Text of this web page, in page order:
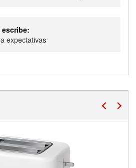
escribe:
expectativas